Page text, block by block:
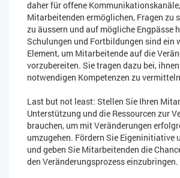
daher für offene
Mitarbeitenden ermöglichen, Fragen zu
zu äussern und auf mögliche Engpässe
Schulungen und Fortbildungen sind ein
Element, um Mitarbeitende auf die
vorzubereiten. Sie tragen dazu bei,
notwendigen Kompetenzen zu
Last but not least: Stellen Sie Ihren
Unterstützung und die Ressourcen zur
brauchen, um mit Veränderungen
umzugehen. Fördern Sie Eigeninitiative
und geben Sie Mitarbeitenden die
den Veränderungsprozess einzubringen.